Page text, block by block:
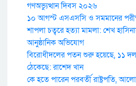
গণঅভ্যুত্থান দিবস ২০২৬
১০ আগস্ট এসএসসি ও সমমানের
শাপলা চত্বরে হত্যা মামলা: শেখ
আনুষ্ঠানিক অভিযোগ
বিরোধীদলের পতন শুরু হয়েছে, ১১
ঠেকেছে: রাশেদ খান
কে হতে পারেন পরবর্তী রাষ্ট্রপতি,